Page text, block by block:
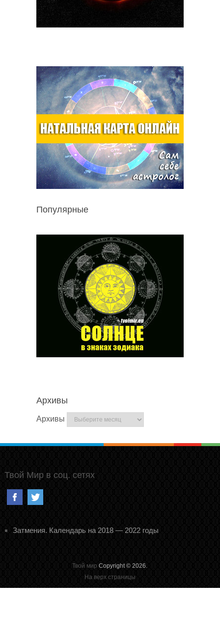
Популярные
Архивы
Архивы
Твой Мир в соц. сетях
Затмения. Календарь на 2018 — 2022 годы
Твой мир Copyright © 2026.
На верх страницы